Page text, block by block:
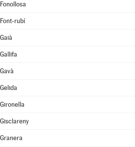
Fonollosa
Font-rubí
Gaià
Gallifa
Gavà
Gelida
Gironella
Gisclareny
Granera